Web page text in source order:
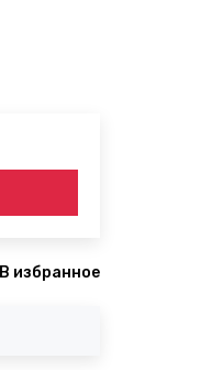
В избранное